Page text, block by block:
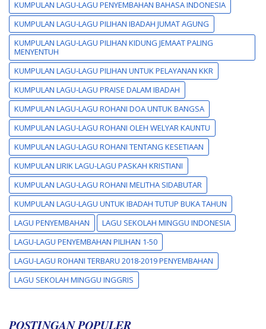
KUMPULAN LAGU-LAGU PENYEMBAHAN BAHASA INDONESIA
KUMPULAN LAGU-LAGU PILIHAN IBADAH JUMAT AGUNG
KUMPULAN LAGU-LAGU PILIHAN KIDUNG JEMAAT PALING
MENYENTUH
KUMPULAN LAGU-LAGU PILIHAN UNTUK PELAYANAN KKR
KUMPULAN LAGU-LAGU PRAISE DALAM IBADAH
KUMPULAN LAGU-LAGU ROHANI DOA UNTUK BANGSA
KUMPULAN LAGU-LAGU ROHANI OLEH WELYAR KAUNTU
KUMPULAN LAGU-LAGU ROHANI TENTANG KESETIAAN
KUMPULAN LIRIK LAGU-LAGU PASKAH KRISTIANI
KUMPULAN LAGU-LAGU ROHANI MELITHA SIDABUTAR
KUMPULAN LAGU-LAGU UNTUK IBADAH TUTUP BUKA TAHUN
LAGU PENYEMBAHAN
LAGU SEKOLAH MINGGU INDONESIA
LAGU-LAGU PENYEMBAHAN PILIHAN 1-50
LAGU-LAGU ROHANI TERBARU 2018-2019 PENYEMBAHAN
LAGU SEKOLAH MINGGU INGGRIS
POSTINGAN POPULER